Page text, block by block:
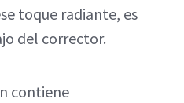
toque radiante, es
del corrector.
contiene